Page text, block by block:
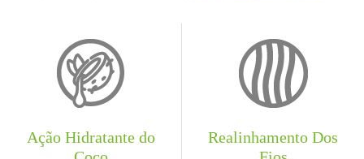
Ação Hidratante do
Realinhamento Dos